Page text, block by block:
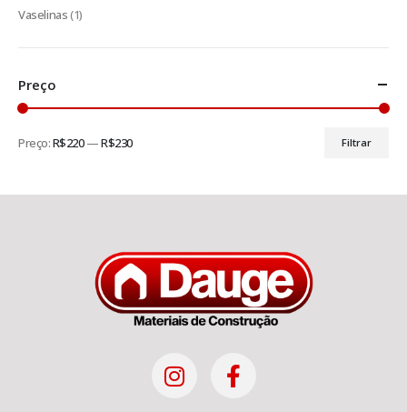
Vaselinas(1)
Preço
Filtrar
Preço:R$220—R$230